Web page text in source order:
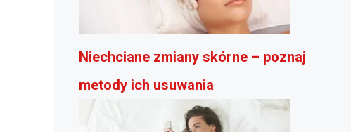
Niechciane zmiany skórne – poznaj
metody ich usuwania